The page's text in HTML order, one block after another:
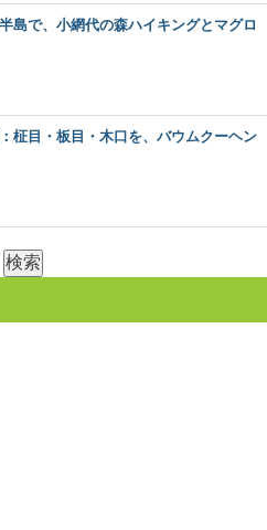
散策に、森に出かけるのは気持ちがいいも
森林ボランティアなどで、森の中...
があるって知ってた？～木表と木
～
木材にはオモテとウラがあるって知ってま
）：知っておきたい日本の木材～
物語～
島で、小網代の森ハイキングとマグロ
柾目・板目・木口を、バウムクーヘン